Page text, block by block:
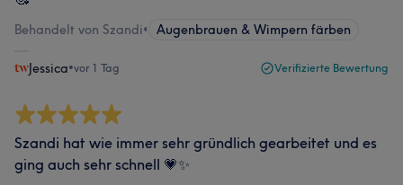
Behandelt von Szandi• Augenbrauen & Wimpern färben
Jessica•vor 1 Tag Verifizierte Bewertung
Szandi hat wie immer sehr gründlich gearbeitet und es
ging auch sehr schnell 💗✨